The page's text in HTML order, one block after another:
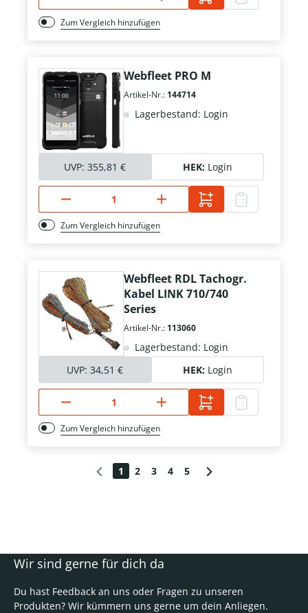
Zum Vergleich hinzufügen
Webfleet PRO M
Artikel-Nr.: 144714
Lagerbestand: Login
UVP: 355,81 € HEK: Login
Zum Vergleich hinzufügen
Webfleet RDL Tachogr.
Kabel LINK 710/740
Series
Artikel-Nr.: 113060
Lagerbestand: Login
UVP: 34,51 € HEK: Login
Zum Vergleich hinzufügen
1 2 3 4 5
Wir sind gerne für dich da
Du hast Feedback an uns oder Fragen zu unseren
Produkten? Wir kümmern uns gerne um dein Anliegen.